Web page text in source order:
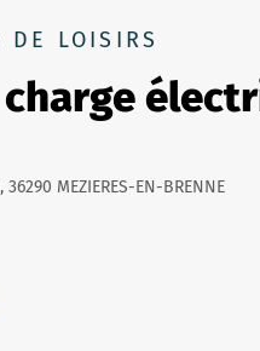
DE LOISIRS
MEZIERES-EN-BRENNE